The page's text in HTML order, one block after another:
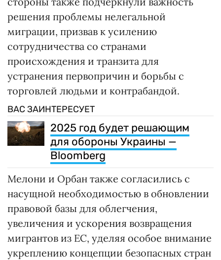
решения проблемы нелегальной
миграции, призвав к усилению
сотрудничества со странами
происхождения и транзита для
устранения первопричин и борьбы с
торговлей людьми и контрабандой.
ВАС ЗАИНТЕРЕСУЕТ
2025 год будет решающим
для обороны Украины —
Bloomberg
Мелони и Орбан также согласились с
насущной необходимостью в обновлении
правовой базы для облегчения,
увеличения и ускорения возвращения
мигрантов из ЕС, уделяя особое внимание
укреплению концепции безопасных стран